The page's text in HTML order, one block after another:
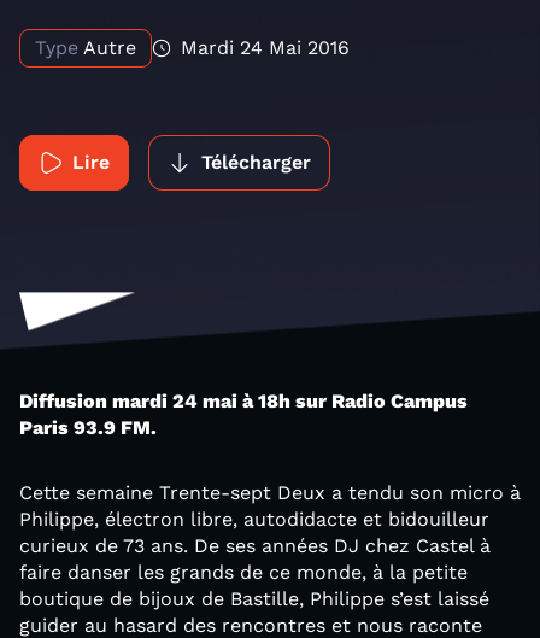
Type Autre Mardi 24 Mai 2016
Lire Télécharger
Diffusion mardi 24 mai à 18h sur Radio Campus
Paris 93.9 FM.
Cette semaine Trente-sept Deux a tendu son micro à
Philippe, électron libre, autodidacte et bidouilleur
curieux de 73 ans. De ses années DJ chez Castel à
faire danser les grands de ce monde, à la petite
boutique de bijoux de Bastille, Philippe s’est laissé
guider au hasard des rencontres et nous raconte